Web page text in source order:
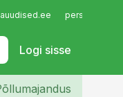
Logi sisse